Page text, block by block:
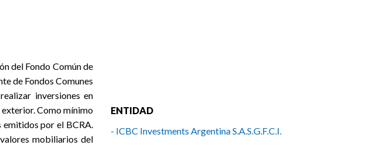
del Fondo Común de
de Fondos Comunes
inversiones en
Como mínimo
emitidos por el BCRA.
mobiliarios del
ENTIDAD
- ICBC Investments Argentina S.A.S.G.F.C.I.